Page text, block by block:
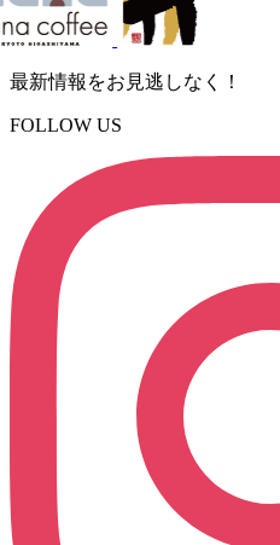
最新情報をお見逃しなく！
FOLLOW US